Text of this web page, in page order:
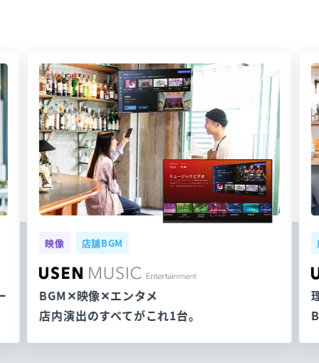
映像 店舗BGM
BGM✕映像✕エンタメ
店内演出のすべてがこれ1台。